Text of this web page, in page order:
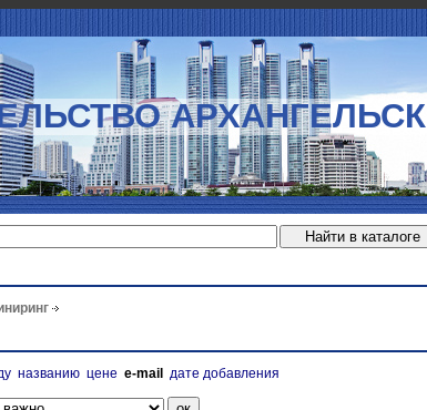
АРХАНГЕЛЬСК
названию цене e-mail дате добавления